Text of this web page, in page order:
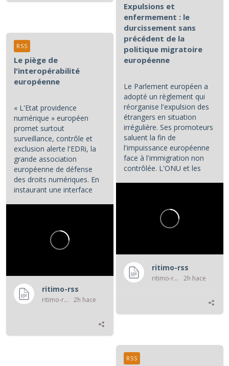
Expulsions et
enfermement : le
durcissement sans
précédent de la
politique migratoire
européenne
Le Parlement européen a
adopté un règlement qui
réorganise l'expulsion des
étrangers en situation
irrégulière. Ses promoteurs
saluent la fin de
l'impuissance européenne
face à l'immigration non
contrôlée. L'ONU et les
ritimo-rss
ritimo-rss 2h hace
Le piège de
l'interopérabilité
européenne
« L'Etat providence
numérique » européen
promet surtout
surveillance, contrôle et
exclusion alerte l'EDRi, la
grande association
européenne de défense
des droits numériques. En
instaurant une interface
ritimo-rss
ritimo-rss 2h hace
RSS
RSS